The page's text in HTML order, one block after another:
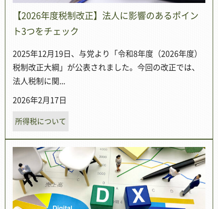
【2026年度税制改正】法人に影響のあるポイン
ト3つをチェック
2025年12月19日、与党より「令和8年度（2026年度）
税制改正大綱」が公表されました。今回の改正では、
法人税制に関...
2026年2月17日
所得税について